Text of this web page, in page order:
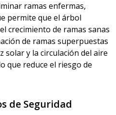
ramas enfermas,
permite que el árbol
crecimiento de ramas sanas
de ramas superpuestas
solar y la circulación del aire
que reduce el riesgo de
de Seguridad